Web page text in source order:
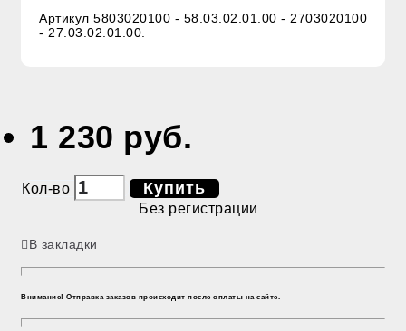
Артикул 5803020100 - 58.03.02.01.00 - 2703020100
- 27.03.02.01.00.
1 230 руб.
Кол-во Купить
Без регистрации
В закладки
Внимание! Отправка заказов происходит после оплаты на сайте.